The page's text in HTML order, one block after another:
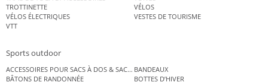
TROTTINETTE
VÉLOS
VÉLOS ÉLECTRIQUES
VESTES DE TOURISME
VTT
Sports outdoor
ACCESSOIRES POUR SACS À DOS & SACS ÉTANCHES
BANDEAUX
BÂTONS DE RANDONNÉE
BOTTES D’HIVER